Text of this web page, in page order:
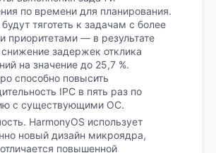
по времени для планирования.
тяготеть к задачам с более
приоритетами — в результате
задержек отклика
на значение до 25,7 %.
способно повысить
IPC в пять раз по
с существующими ОС.
HarmonyOS использует
новый дизайн микроядра,
повышенной